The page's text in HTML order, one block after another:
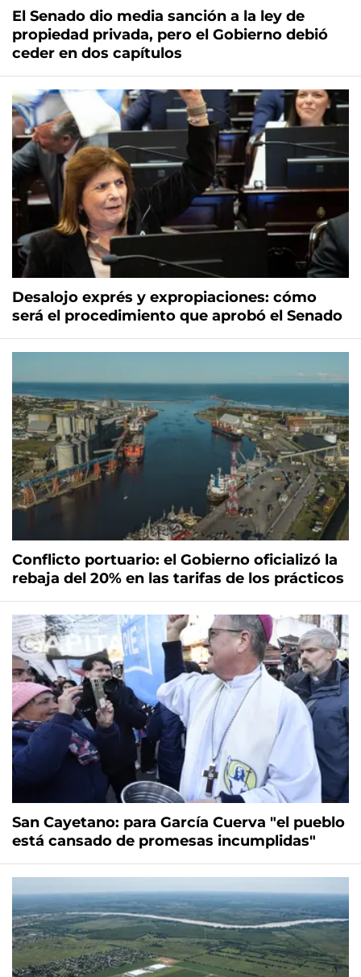
El Senado dio media sanción a la ley de
propiedad privada, pero el Gobierno debió
ceder en dos capítulos
Desalojo exprés y expropiaciones: cómo
será el procedimiento que aprobó el Senado
Conflicto portuario: el Gobierno oficializó la
rebaja del 20% en las tarifas de los prácticos
San Cayetano: para García Cuerva "el pueblo
está cansado de promesas incumplidas"